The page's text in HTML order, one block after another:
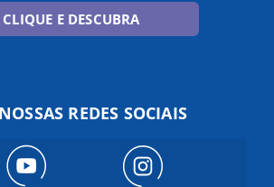
CLIQUE E DESCUBRA
REDES SOCIAIS